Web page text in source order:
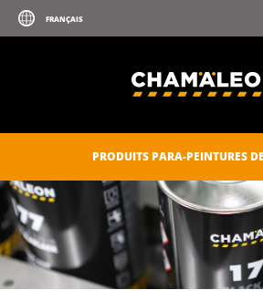
PRODUITS PARA-PEINTURES